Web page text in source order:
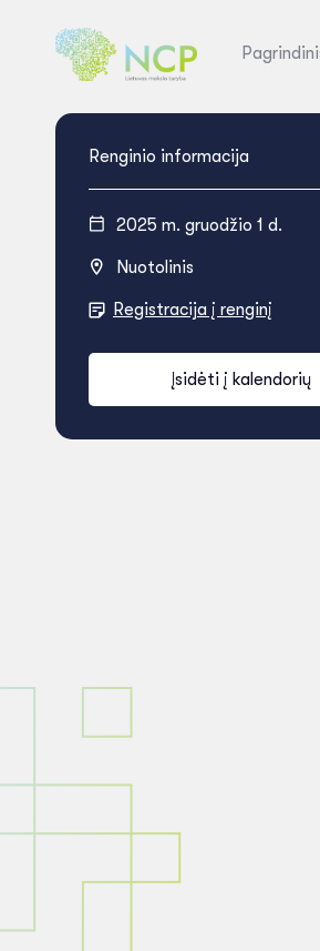
Renginio informacija
2025 m. gruodžio 1 d.
Nuotolinis
Registracija į renginį
Įsidėti į kalendorių